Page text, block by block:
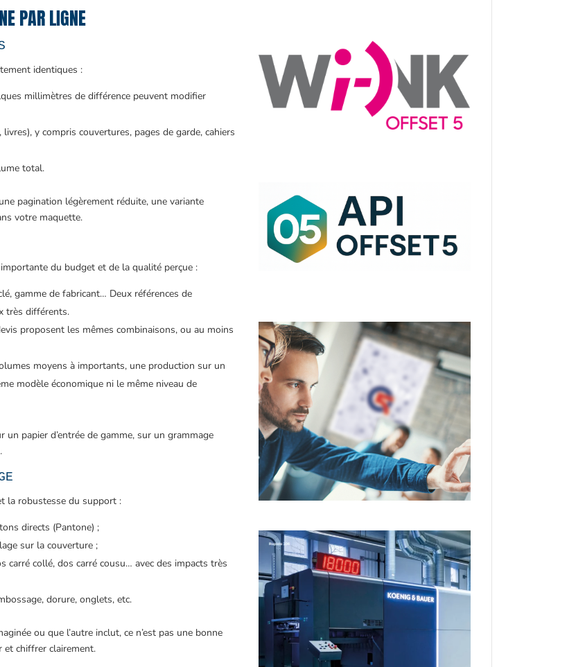
PAR LIGNE
identiques :
millimètres de différence peuvent modifier
y compris couvertures, pages de garde, cahiers
total.
pagination légèrement réduite, une variante
votre maquette.
du budget et de la qualité perçue :
gamme de fabricant… Deux références de
très différents.
proposent les mêmes combinaisons, ou au moins
moyens à importants, une production sur un
modèle économique ni le même niveau de
un papier d’entrée de gamme, sur un grammage
la robustesse du support :
directs (Pantone) ;
sur la couverture ;
carré collé, dos carré cousu… avec des impacts très
dorure, onglets, etc.
ou que l’autre inclut, ce n’est pas une bonne
et chiffrer clairement.